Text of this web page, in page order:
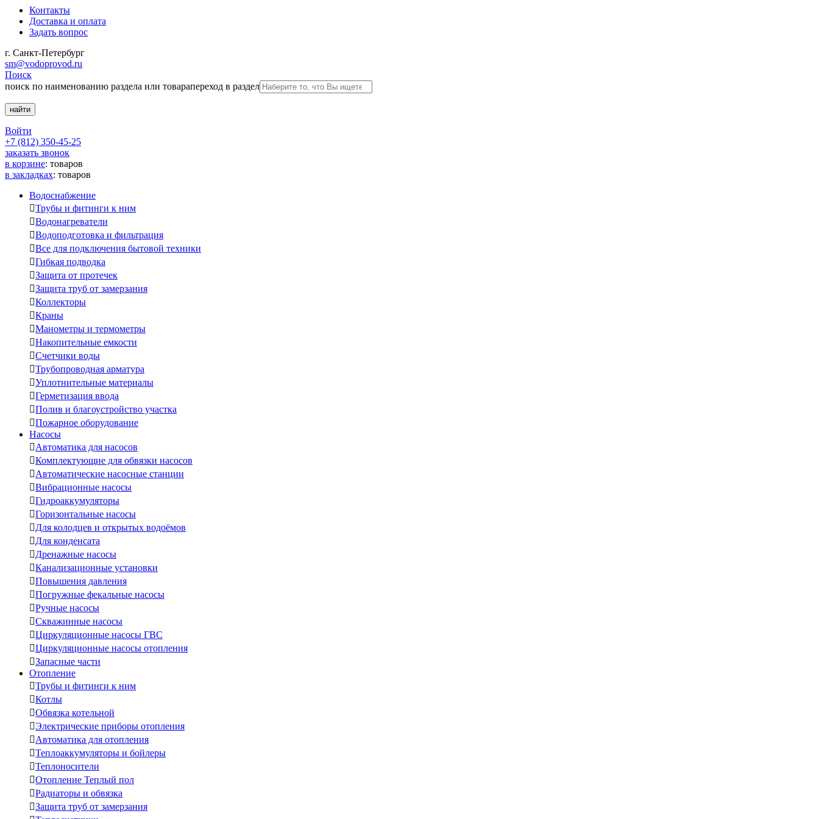
Контакты
Доставка и оплата
Задать вопрос
г. Санкт-Петербург
sm@vodoprovod.ru
Поиск
поиск по наименованию раздела или товарапереход в раздел
Войти
+7 (812) 350-45-25
заказать звонок
в корзине: товаров
в закладках: товаров
Водоснабжение
Трубы и фитинги к ним
Водонагреватели
Водоподготовка и фильтрация
Все для подключения бытовой техники
Гибкая подводка
Защита от протечек
Защита труб от замерзания
Коллекторы
Краны
Манометры и термометры
Накопительные емкости
Счетчики воды
Трубопроводная арматура
Уплотнительные материалы
Герметизация ввода
Полив и благоустройство участка
Пожарное оборудование
Насосы
Автоматика для насосов
Комплектующие для обвязки насосов
Автоматические насосные станции
Вибрационные насосы
Гидроаккумуляторы
Горизонтальные насосы
Для колодцев и открытых водоёмов
Для конденсата
Дренажные насосы
Канализационные установки
Повышения давления
Погружные фекальные насосы
Ручные насосы
Скважинные насосы
Циркуляционные насосы ГВС
Циркуляционные насосы отопления
Запасные части
Отопление
Трубы и фитинги к ним
Котлы
Обвязка котельной
Электрические приборы отопления
Автоматика для отопления
Теплоаккумуляторы и бойлеры
Теплоносители
Отопление Теплый пол
Радиаторы и обвязка
Защита труб от замерзания